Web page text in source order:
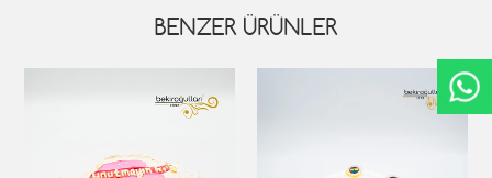
BENZER ÜRÜNLER